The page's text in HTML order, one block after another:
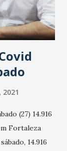
(27) 14.916
Fortaleza
14.916